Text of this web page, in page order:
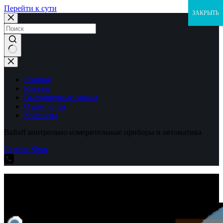
Перейти к сути
Ничего
не
найденоГлавная
Каталог
Выполненные заказы
О компании
Контакты
Balluff контрольно-измерительные приборы и автоматика
Explore Shop
ЗАКРЫТЬ